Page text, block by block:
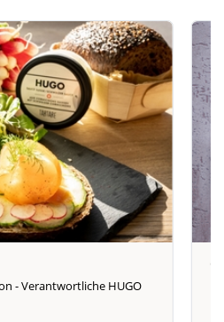
- Verantwortliche HUGO